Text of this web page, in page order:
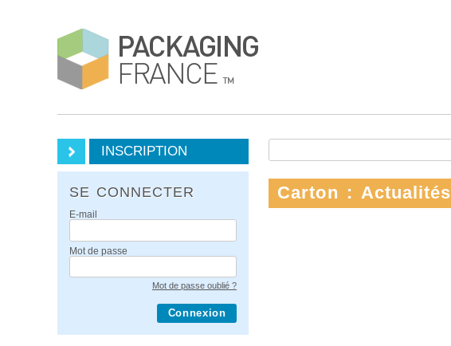
INSCRIPTION
SE CONNECTER
E-mail
Mot de passe
Mot de passe oublié ?
Connexion
Carton : Actualités